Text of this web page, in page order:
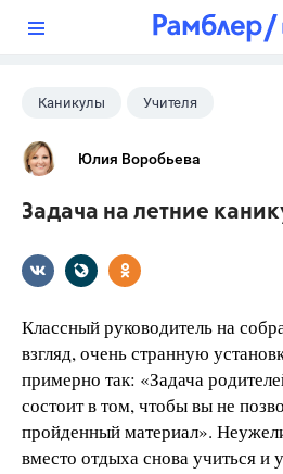
Каникулы Учителя
Юлия Воробьева
Задача на летние
Классный руководитель на
взгляд, очень странную
примерно так: «Задача
состоит в том, чтобы вы не
пройденный материал».
вместо отдыха снова учиться и